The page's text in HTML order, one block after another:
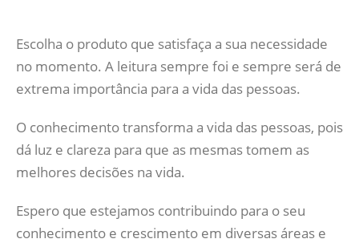
Escolha o produto que satisfaça a sua necessidade
no momento. A leitura sempre foi e sempre será de
extrema importância para a vida das pessoas.
O conhecimento transforma a vida das pessoas, pois
dá luz e clareza para que as mesmas tomem as
melhores decisões na vida.
Espero que estejamos contribuindo para o seu
conhecimento e crescimento em diversas áreas e